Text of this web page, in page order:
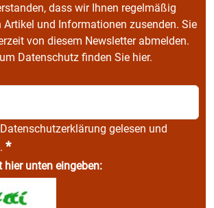
dass wir Ihnen regelmäßig
Artikel und Informationen zusenden. Sie
von diesem Newsletter abmelden.
Datenschutz finden Sie hier.
Datenschutzerklärung gelesen und
*
hier unten eingeben: